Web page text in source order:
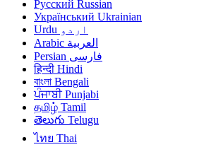
Русский Russian
Український Ukrainian
اردو Urdu
العربية Arabic
فارسی Persian
हिन्दी Hindi
বাংলা Bengali
ਪੰਜਾਬੀ Punjabi
தமிழ் Tamil
తెలుగు Telugu
ไทย Thai